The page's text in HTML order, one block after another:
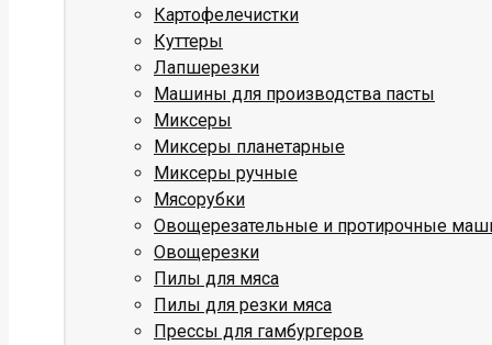
Картофелечистки
Куттеры
Лапшерезки
Машины для производства пасты
Миксеры
Миксеры планетарные
Миксеры ручные
Мясорубки
Овощерезательные и протирочные
Овощерезки
Пилы для мяса
Пилы для резки мяса
Прессы для гамбургеров